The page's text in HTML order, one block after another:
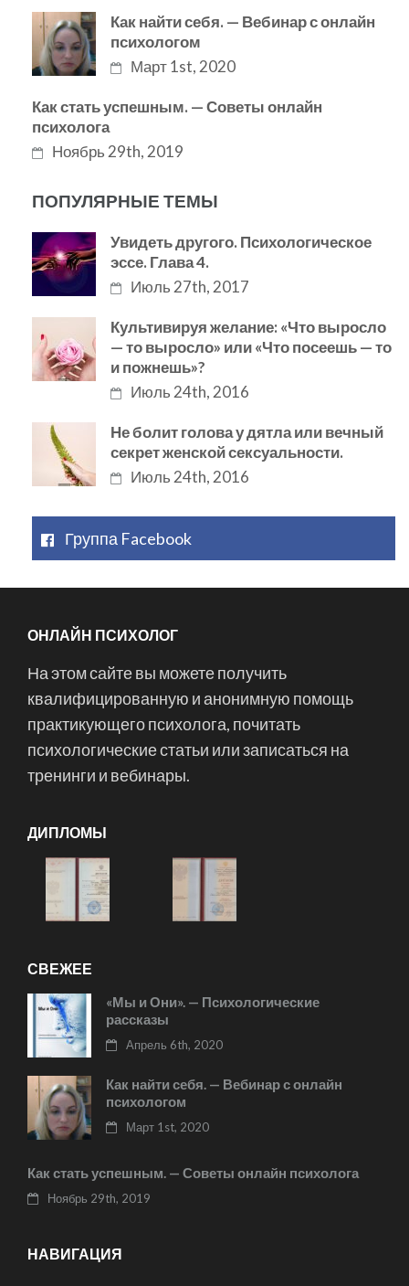
Как найти себя. — Вебинар с онлайн
психологом
Март 1st, 2020
Как стать успешным. — Советы онлайн
психолога
Ноябрь 29th, 2019
ПОПУЛЯРНЫЕ ТЕМЫ
Увидеть другого. Психологическое
эссе. Глава 4.
Июль 27th, 2017
Культивируя желание: «Что выросло
— то выросло» или «Что посеешь — то
и пожнешь»?
Июль 24th, 2016
Не болит голова у дятла или вечный
секрет женской сексуальности.
Июль 24th, 2016
Группа Facebook
ОНЛАЙН ПСИХОЛОГ
На этом сайте вы можете получить
квалифицированную и анонимную помощь
практикующего психолога, почитать
психологические статьи или записаться на
тренинги и вебинары.
ДИПЛОМЫ
СВЕЖЕЕ
«Мы и Они». — Психологические
рассказы
Апрель 6th, 2020
Как найти себя. — Вебинар с онлайн
психологом
Март 1st, 2020
Как стать успешным. — Советы онлайн психолога
Ноябрь 29th, 2019
НАВИГАЦИЯ